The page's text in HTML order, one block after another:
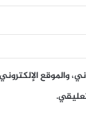
والموقع